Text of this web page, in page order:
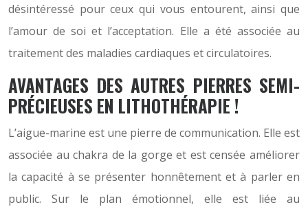
désintéressé pour ceux qui vous entourent, ainsi que
l’amour de soi et l’acceptation. Elle a été associée au
traitement des maladies cardiaques et circulatoires.
AVANTAGES DES AUTRES PIERRES SEMI-
PRÉCIEUSES EN LITHOTHÉRAPIE !
L’aigue-marine est une pierre de communication. Elle est
associée au chakra de la gorge et est censée améliorer
la capacité à se présenter honnêtement et à parler en
public. Sur le plan émotionnel, elle est liée au